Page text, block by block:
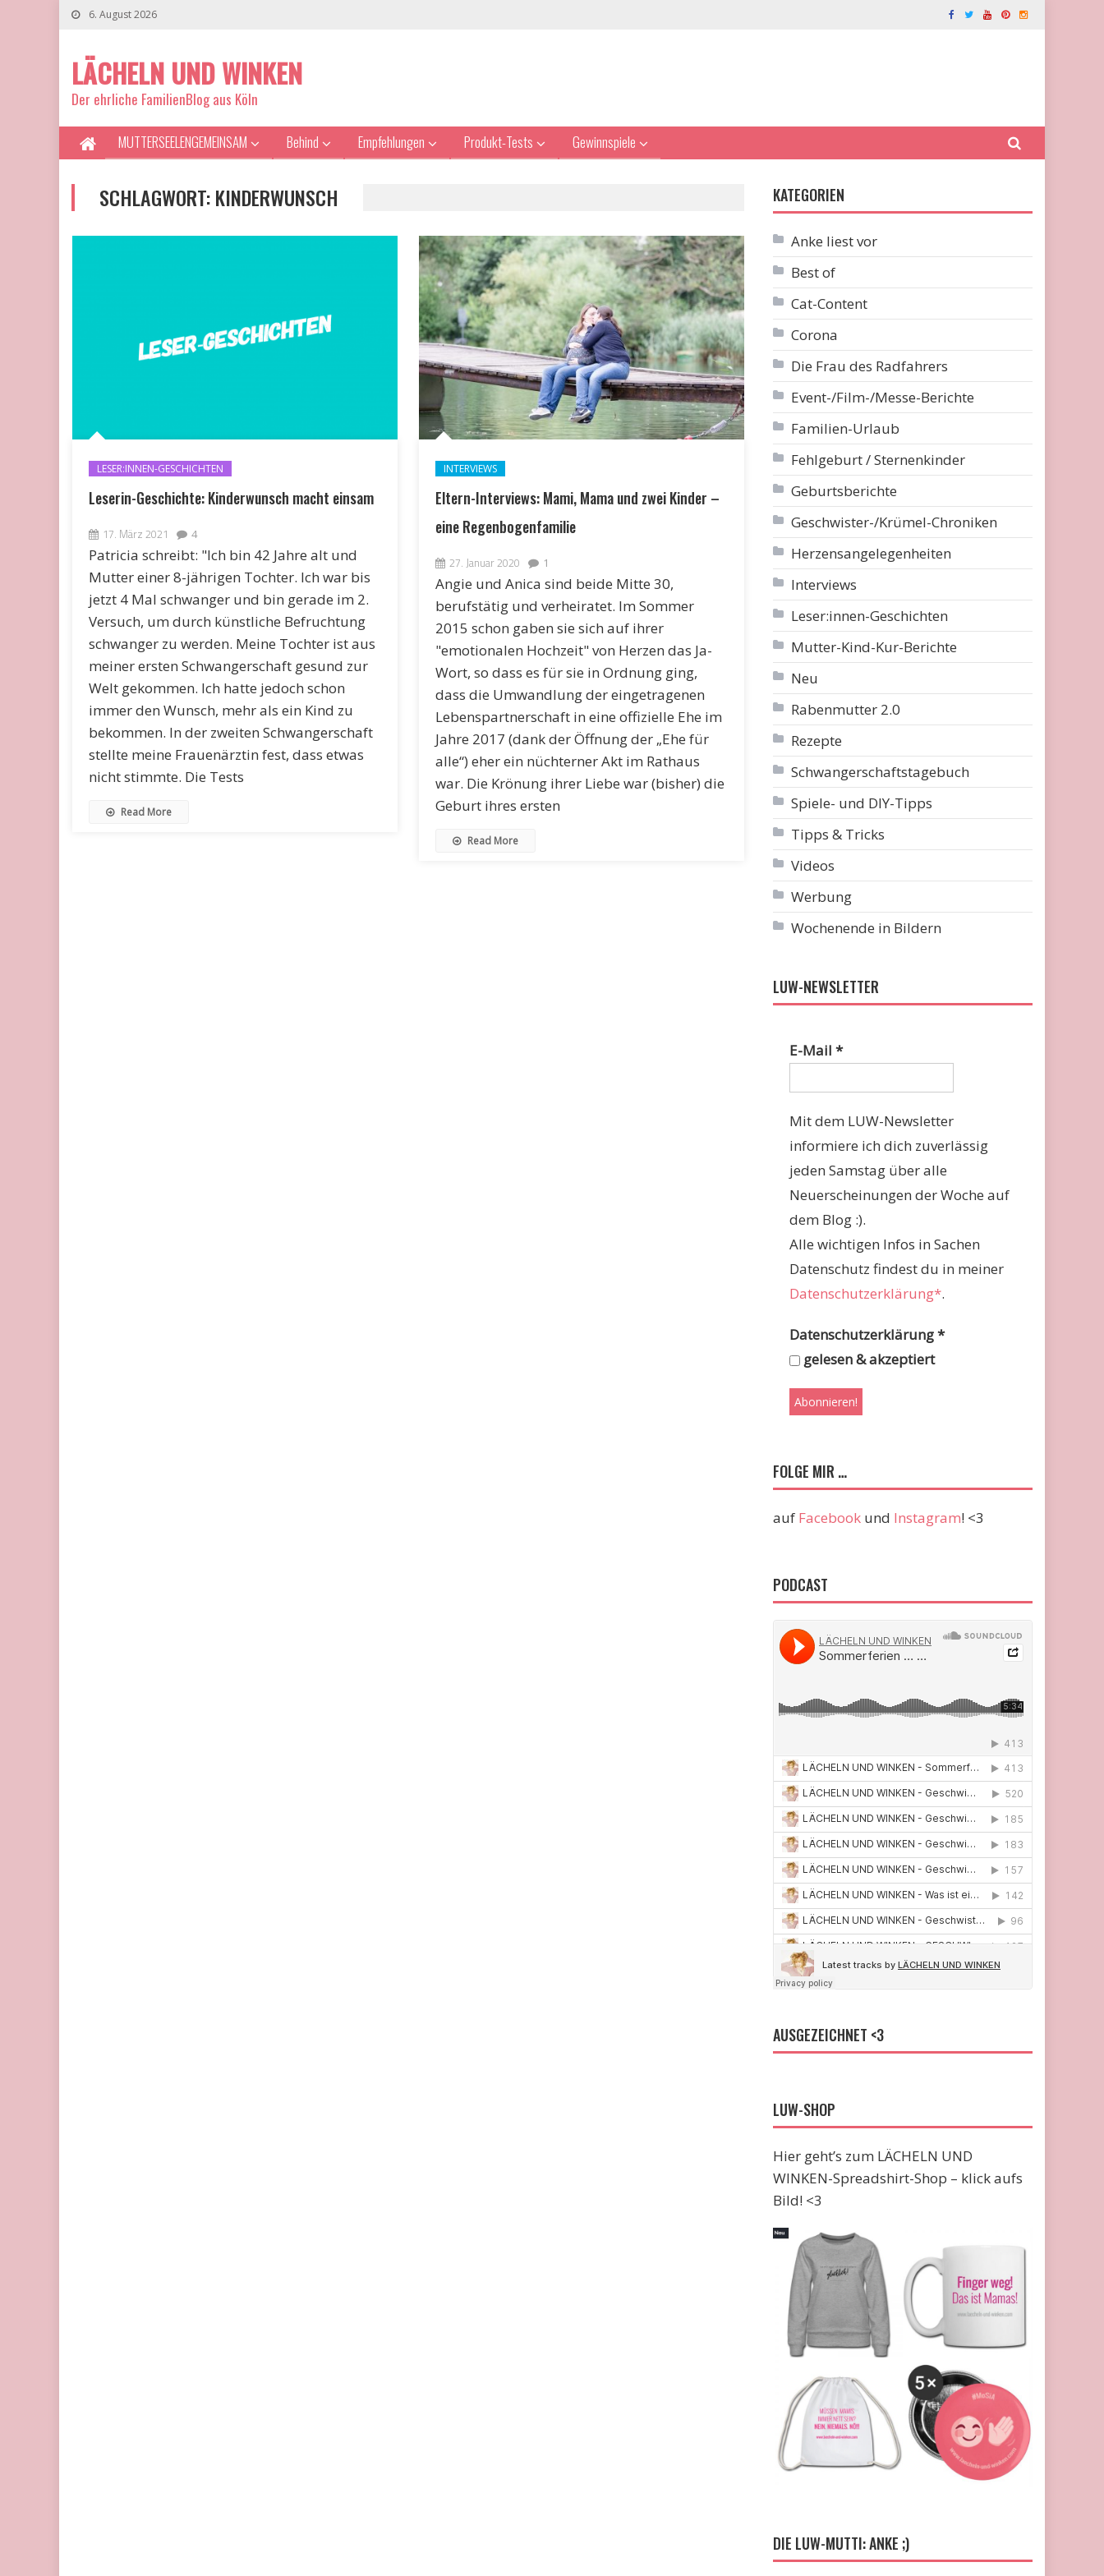
6. August 2026
LÄCHELN UND WINKEN
Der ehrliche FamilienBlog aus Köln
MUTTERSEELENGEMEINSAM Behind Empfehlungen Produkt-Tests Gewinnspiele
SCHLAGWORT:KINDERWUNSCH
LESER:INNEN-GESCHICHTEN
Leserin-Geschichte: Kinderwunsch macht einsam
17. März 2021 4
Patricia schreibt: "Ich bin 42 Jahre alt und
Mutter einer 8-jährigen Tochter. Ich war bis
jetzt 4 Mal schwanger und bin gerade im 2.
Versuch, um durch künstliche Befruchtung
schwanger zu werden. Meine Tochter ist aus
meiner ersten Schwangerschaft gesund zur
Welt gekommen. Ich hatte jedoch schon
immer den Wunsch, mehr als ein Kind zu
bekommen. In der zweiten Schwangerschaft
stellte meine Frauenärztin fest, dass etwas
nicht stimmte. Die Tests
Read More
INTERVIEWS
Eltern-Interviews: Mami, Mama und zwei Kinder –
eine Regenbogenfamilie
27. Januar 2020 1
Angie und Anica sind beide Mitte 30,
berufstätig und verheiratet. Im Sommer
2015 schon gaben sie sich auf ihrer
"emotionalen Hochzeit" von Herzen das Ja-
Wort, so dass es für sie in Ordnung ging,
dass die Umwandlung der eingetragenen
Lebenspartnerschaft in eine offizielle Ehe im
Jahre 2017 (dank der Öffnung der „Ehe für
alle“) eher ein nüchterner Akt im Rathaus
war. Die Krönung ihrer Liebe war (bisher) die
Geburt ihres ersten
Read More
KATEGORIEN
Anke liest vor
Best of
Cat-Content
Corona
Die Frau des Radfahrers
Event-/Film-/Messe-Berichte
Familien-Urlaub
Fehlgeburt / Sternenkinder
Geburtsberichte
Geschwister-/Krümel-Chroniken
Herzensangelegenheiten
Interviews
Leser:innen-Geschichten
Mutter-Kind-Kur-Berichte
Neu
Rabenmutter 2.0
Rezepte
Schwangerschaftstagebuch
Spiele- und DIY-Tipps
Tipps & Tricks
Videos
Werbung
Wochenende in Bildern
LUW-NEWSLETTER
E-Mail*
Mit dem LUW-Newsletter
informiere ich dich zuverlässig
jeden Samstag über alle
Neuerscheinungen der Woche auf
dem Blog :).
Alle wichtigen Infos in Sachen
Datenschutz findest du in meiner
Datenschutzerklärung*.
Datenschutzerklärung*
gelesen & akzeptiert
FOLGE MIR …
auf Facebook und Instagram! <3
PODCAST
AUSGEZEICHNET <3
LUW-SHOP
Hier geht’s zum LÄCHELN UND
WINKEN-Spreadshirt-Shop – klick aufs
Bild! <3
DIE LUW-MUTTI: ANKE ;)